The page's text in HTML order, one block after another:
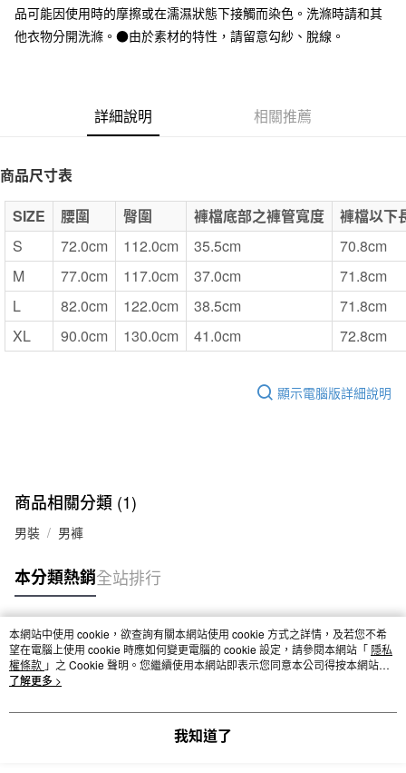
每筆NT$65，滿NT$1,000(含以上)免運費
付款後全家取貨
每筆NT$65，滿NT$1,000(含以上)免運費
每筆NT$65，滿NT$1,000(含以上)免運費
宅配
每筆NT$150，滿NT$2,000(含以上)免運費
無印良品門市自取
免運費
品可能因使用時的摩擦或在濡濕狀態下接觸而染色。洗滌時請和其
他衣物分開洗滌。●由於素材的特性，請留意勾紗、脫線。
詳細說明 相關推薦
商品尺寸表
SIZE
腰圍 臀圍 褲檔底部之褲管寬度
褲檔以下
S
72.0cm 112.0cm 35.5cm
70.8cm
M
77.0cm 117.0cm 37.0cm
71.8cm
L
82.0cm 122.0cm 38.5cm
71.8cm
XL
90.0cm 130.0cm 41.0cm 72.8cm
顯示電腦版詳細說明
商品相關分類 (1)
男裝 男褲
本分類熱銷全站排行
熱門標籤
本網站中使用 cookie，欲查詢有關本網站使用 cookie 方式之詳情，及若您不希
望在電腦上使用 cookie 時應如何變更電腦的 cookie 設定，請參閱本網站「 隱私
權條款 」之 Cookie 聲明。您繼續使用本網站即表示您同意本公司得按本網站使
用條款之 Cookie 聲明使用 cookie。
了解更多 >
我知道了